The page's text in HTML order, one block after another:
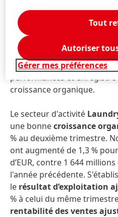
suite du renforcement des
marketing et les activités
l'augmentation des prix
l’inverse, l’activité des
professionnelscontinuent
performances et
croissance organique.
Le secteur d'activité
une bonnecroissance
% au deuxième trimestre.
ont augmenté de 1,3 %
d’EUR, contre 1 644
l'année précédente.
le résultat d’exploitation
% à celui du même trimestre
rentabilité des ventes
Gérer mes préférences
Tout
Autoriser